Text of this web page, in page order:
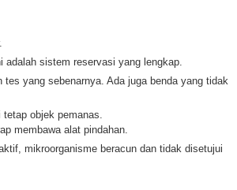
adalah sistem reservasi yang lengkap.
yang sebenarnya. Ada juga benda yang tidak
objek pemanas.
membawa alat pindahan.
mikroorganisme beracun dan tidak disetujui